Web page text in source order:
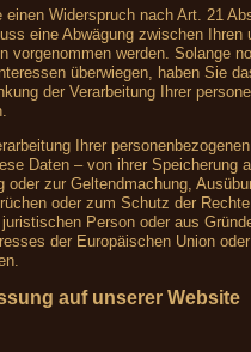
einen Widerspruch nach Art. 21
eine Abwägung zwischen Ihren
vorgenommen werden. Solange
überwiegen, haben Sie
der Verarbeitung Ihrer
Ihrer
Daten – von ihrer Speicherung
oder zur Geltendmachung,
oder zum Schutz der
Person oder aus
der Europäischen Union
auf unserer Website